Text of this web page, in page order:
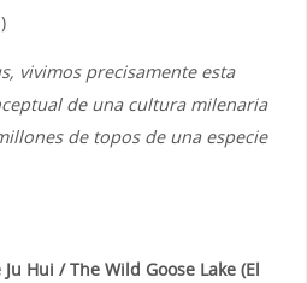
vivimos precisamente esta
de una cultura milenaria
de topos de una especie
Hui / The Wild Goose Lake (El